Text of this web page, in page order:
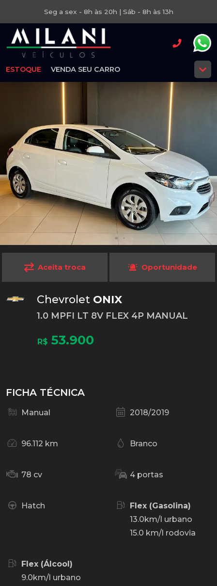
Seg a sex - 8h às 20h | Sáb - 8h às 13h
ESTOQUE VENDA SEU CARRO
Aceita troca Oportunidade
Chevrolet ONIX
1.0 MPFI LT 8V FLEX 4P MANUAL
R$ 53.900
FICHA TÉCNICA
Manual 2018/2019
96.112 km Branco
78 cv 4 portas
Hatch
Flex (Gasolina)
13.0km/l urbano
15.0 km/l rodovia
Flex (Álcool)
9.0km/l urbano